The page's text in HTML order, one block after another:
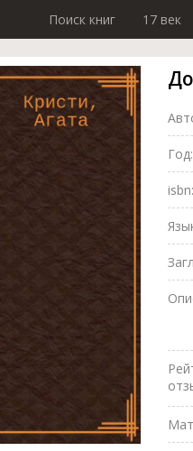
Поиск книг 17 век
Год:
isbn: